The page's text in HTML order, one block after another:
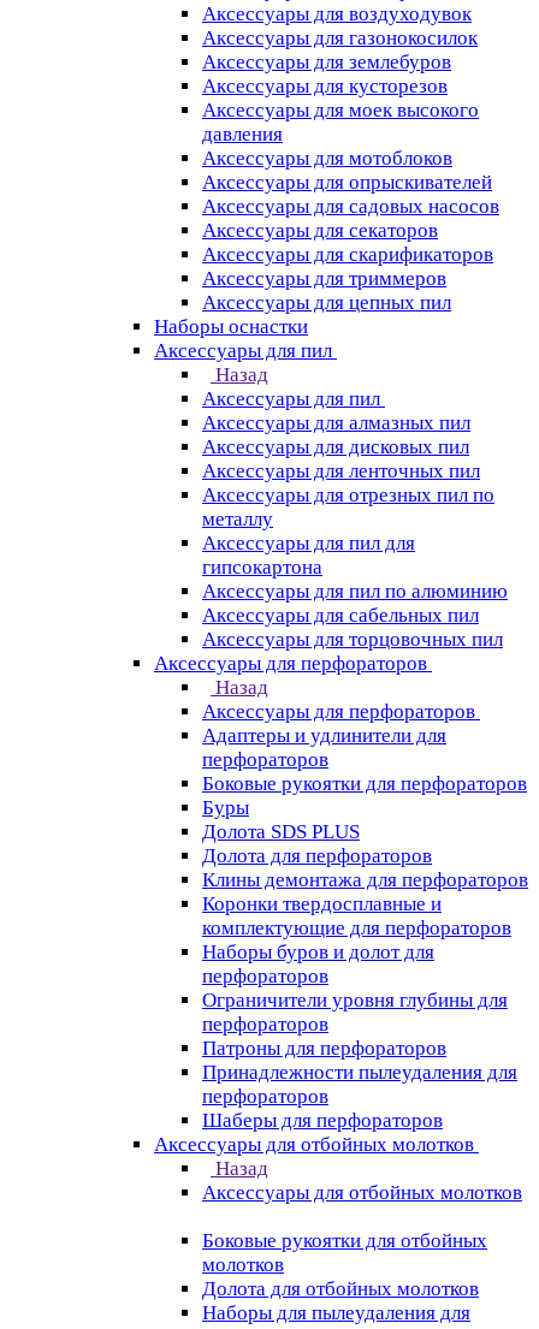
Аксессуары для воздуходувок
Аксессуары для газонокосилок
Аксессуары для землебуров
Аксессуары для кусторезов
Аксессуары для моек высокого
давления
Аксессуары для мотоблоков
Аксессуары для опрыскивателей
Аксессуары для садовых насосов
Аксессуары для секаторов
Аксессуары для скарификаторов
Аксессуары для триммеров
Аксессуары для цепных пил
Наборы оснастки
Аксессуары для пил
Назад
Аксессуары для пил
Аксессуары для алмазных пил
Аксессуары для дисковых пил
Аксессуары для ленточных пил
Аксессуары для отрезных пил по
металлу
Аксессуары для пил для
гипсокартона
Аксессуары для пил по алюминию
Аксессуары для сабельных пил
Аксессуары для торцовочных пил
Аксессуары для перфораторов
Назад
Аксессуары для перфораторов
Адаптеры и удлинители для
перфораторов
Боковые рукоятки для перфораторов
Буры
Долота SDS PLUS
Долота для перфораторов
Клины демонтажа для перфораторов
Коронки твердосплавные и
комплектующие для перфораторов
Наборы буров и долот для
перфораторов
Ограничители уровня глубины для
перфораторов
Патроны для перфораторов
Принадлежности пылеудаления для
перфораторов
Шаберы для перфораторов
Аксессуары для отбойных молотков
Назад
Аксессуары для отбойных молотков
Боковые рукоятки для отбойных
молотков
Долота для отбойных молотков
Наборы для пылеудаления для